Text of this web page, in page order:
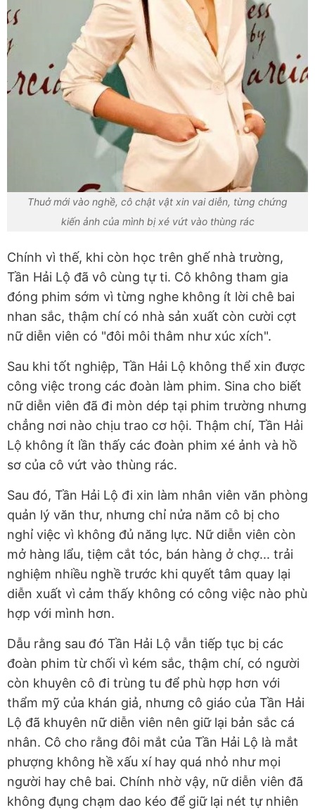
Thuở mới vào nghề, cô chật vật xin vai diễn, từng chứng
kiến ảnh của mình bị xé vứt vào thùng rác
Chính vì thế, khi còn học trên ghế nhà trường,
Tần Hải Lộ đã vô cùng tự ti. Cô không tham gia
đóng phim sớm vì từng nghe không ít lời chê bai
nhan sắc, thậm chí có nhà sản xuất còn cười cợt
nữ diễn viên có "đôi môi thâm như xúc xích".
Sau khi tốt nghiệp, Tần Hải Lộ không thể xin được
công việc trong các đoàn làm phim. Sina cho biết
nữ diễn viên đã đi mòn dép tại phim trường nhưng
chẳng nơi nào chịu trao cơ hội. Thậm chí, Tần Hải
Lộ không ít lần thấy các đoàn phim xé ảnh và hồ
sơ của cô vứt vào thùng rác.
Sau đó, Tần Hải Lộ đi xin làm nhân viên văn phòng
quản lý văn thư, nhưng chỉ nửa năm cô bị cho
nghỉ việc vì không đủ năng lực. Nữ diễn viên còn
mở hàng lẩu, tiệm cắt tóc, bán hàng ở chợ... trải
nghiệm nhiều nghề trước khi quyết tâm quay lại
diễn xuất vì cảm thấy không có công việc nào phù
hợp với mình hơn.
Dẫu rằng sau đó Tần Hải Lộ vẫn tiếp tục bị các
đoàn phim từ chối vì kém sắc, thậm chí, có người
còn khuyên cô đi trùng tu để phù hợp hơn với
thẩm mỹ của khán giả, nhưng cô giáo của Tần Hải
Lộ đã khuyên nữ diễn viên nên giữ lại bản sắc cá
nhân. Cô cho rằng đôi mắt của Tần Hải Lộ là mắt
phượng không hề xấu xí hay quá nhỏ như mọi
người hay chê bai. Chính nhờ vậy, nữ diễn viên đã
không đụng chạm dao kéo để giữ lại nét tự nhiên